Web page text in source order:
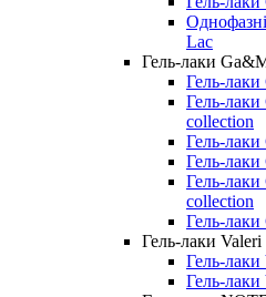
Lac
Гель-лаки
Гель-
Гель-
collection
Гель-
Гель-
Гель-
collection
Гель-
Гель-лаки Valeri
Гель-лаки
Гель-лаки